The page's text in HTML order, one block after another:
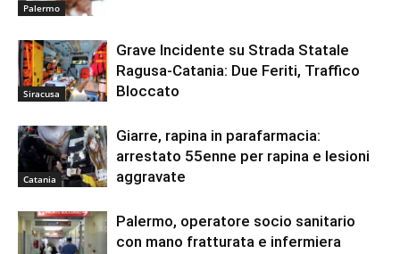
Palermo
Siracusa
Grave Incidente su Strada Statale
Ragusa-Catania: Due Feriti, Traffico
Bloccato
Catania
Giarre, rapina in parafarmacia:
arrestato 55enne per rapina e lesioni
aggravate
Palermo, operatore socio sanitario
con mano fratturata e infermiera